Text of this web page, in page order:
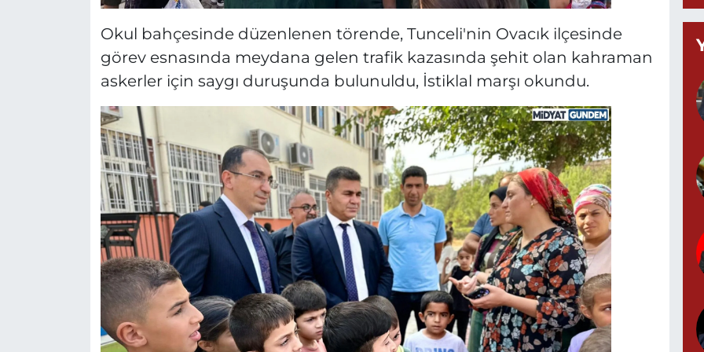
Okul bahçesinde düzenlenen törende, Tunceli'nin Ovacık ilçesinde
görev esnasında meydana gelen trafik kazasında şehit olan kahraman
askerler için saygı duruşunda bulunuldu, İstiklal marşı okundu.